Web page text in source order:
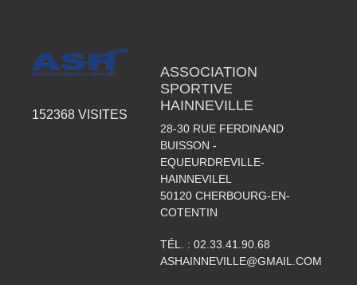
152368 VISITES
ASSOCIATION
SPORTIVE
HAINNEVILLE
28-30 RUE FERDINAND
BUISSON -
EQUEURDREVILLE-
HAINNEVILEL
50120 CHERBOURG-EN-
COTENTIN
TÉL. : 02.33.41.90.68
ASHAINNEVILLE@GMAIL.COM